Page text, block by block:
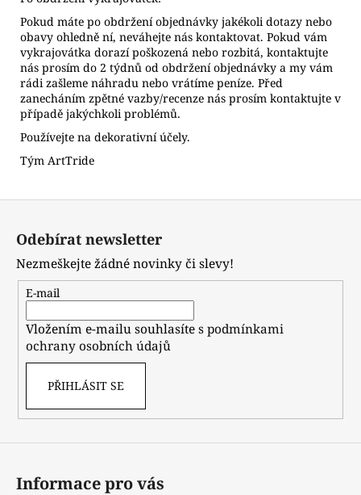
Pokud máte po obdržení objednávky jakékoli dotazy nebo
obavy ohledně ní, neváhejte nás kontaktovat. Pokud vám
vykrajovátka dorazí poškozená nebo rozbitá, kontaktujte
nás prosím do 2 týdnů od obdržení objednávky a my vám
rádi zašleme náhradu nebo vrátíme peníze. Před
zanecháním zpětné vazby/recenze nás prosím kontaktujte v
případě jakýchkoli problémů.
Používejte na dekorativní účely.
Tým ArtTride
Odebírat newsletter
Nezmeškejte žádné novinky či slevy!
E-mail
Vložením e-mailu souhlasíte spodmínkami
ochrany osobních údajů
PŘIHLÁSIT SE
Informace pro vás